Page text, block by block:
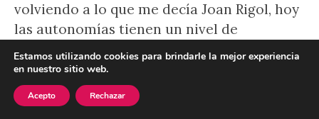
volviendo a lo que me decía Joan Rigol, hoy
las autonomías tienen un nivel de
competencias que sería muy difícil que se
aumenten en un Estado federal, de hecho,
lo que un Estado federal haría sería
restringir algunas de esas competencias. Yo
Estamos utilizando cookies para brindarle la mejor experiencia
en nuestro sitio web.
Acepto Rechazar